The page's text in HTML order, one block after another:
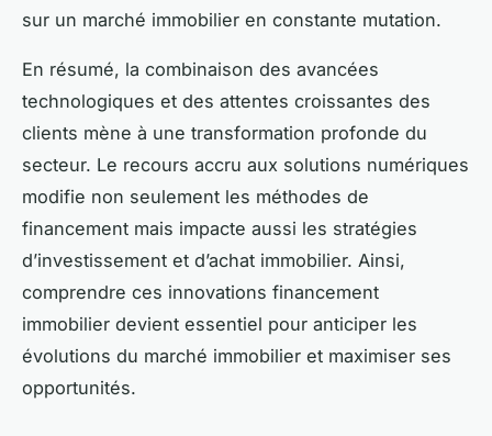
sur un marché immobilier en constante mutation.
En résumé, la combinaison des avancées
technologiques et des attentes croissantes des
clients mène à une transformation profonde du
secteur. Le recours accru aux solutions numériques
modifie non seulement les méthodes de
financement mais impacte aussi les stratégies
d’investissement et d’achat immobilier. Ainsi,
comprendre ces innovations financement
immobilier devient essentiel pour anticiper les
évolutions du marché immobilier et maximiser ses
opportunités.